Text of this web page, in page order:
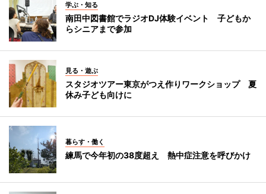
学ぶ・知る
南田中図書館でラジオDJ体験イベント 子どもか
らシニアまで参加
見る・遊ぶ
スタジオツアー東京がつえ作りワークショップ 夏
休み子ども向けに
暮らす・働く
練馬で今年初の38度超え 熱中症注意を呼びかけ